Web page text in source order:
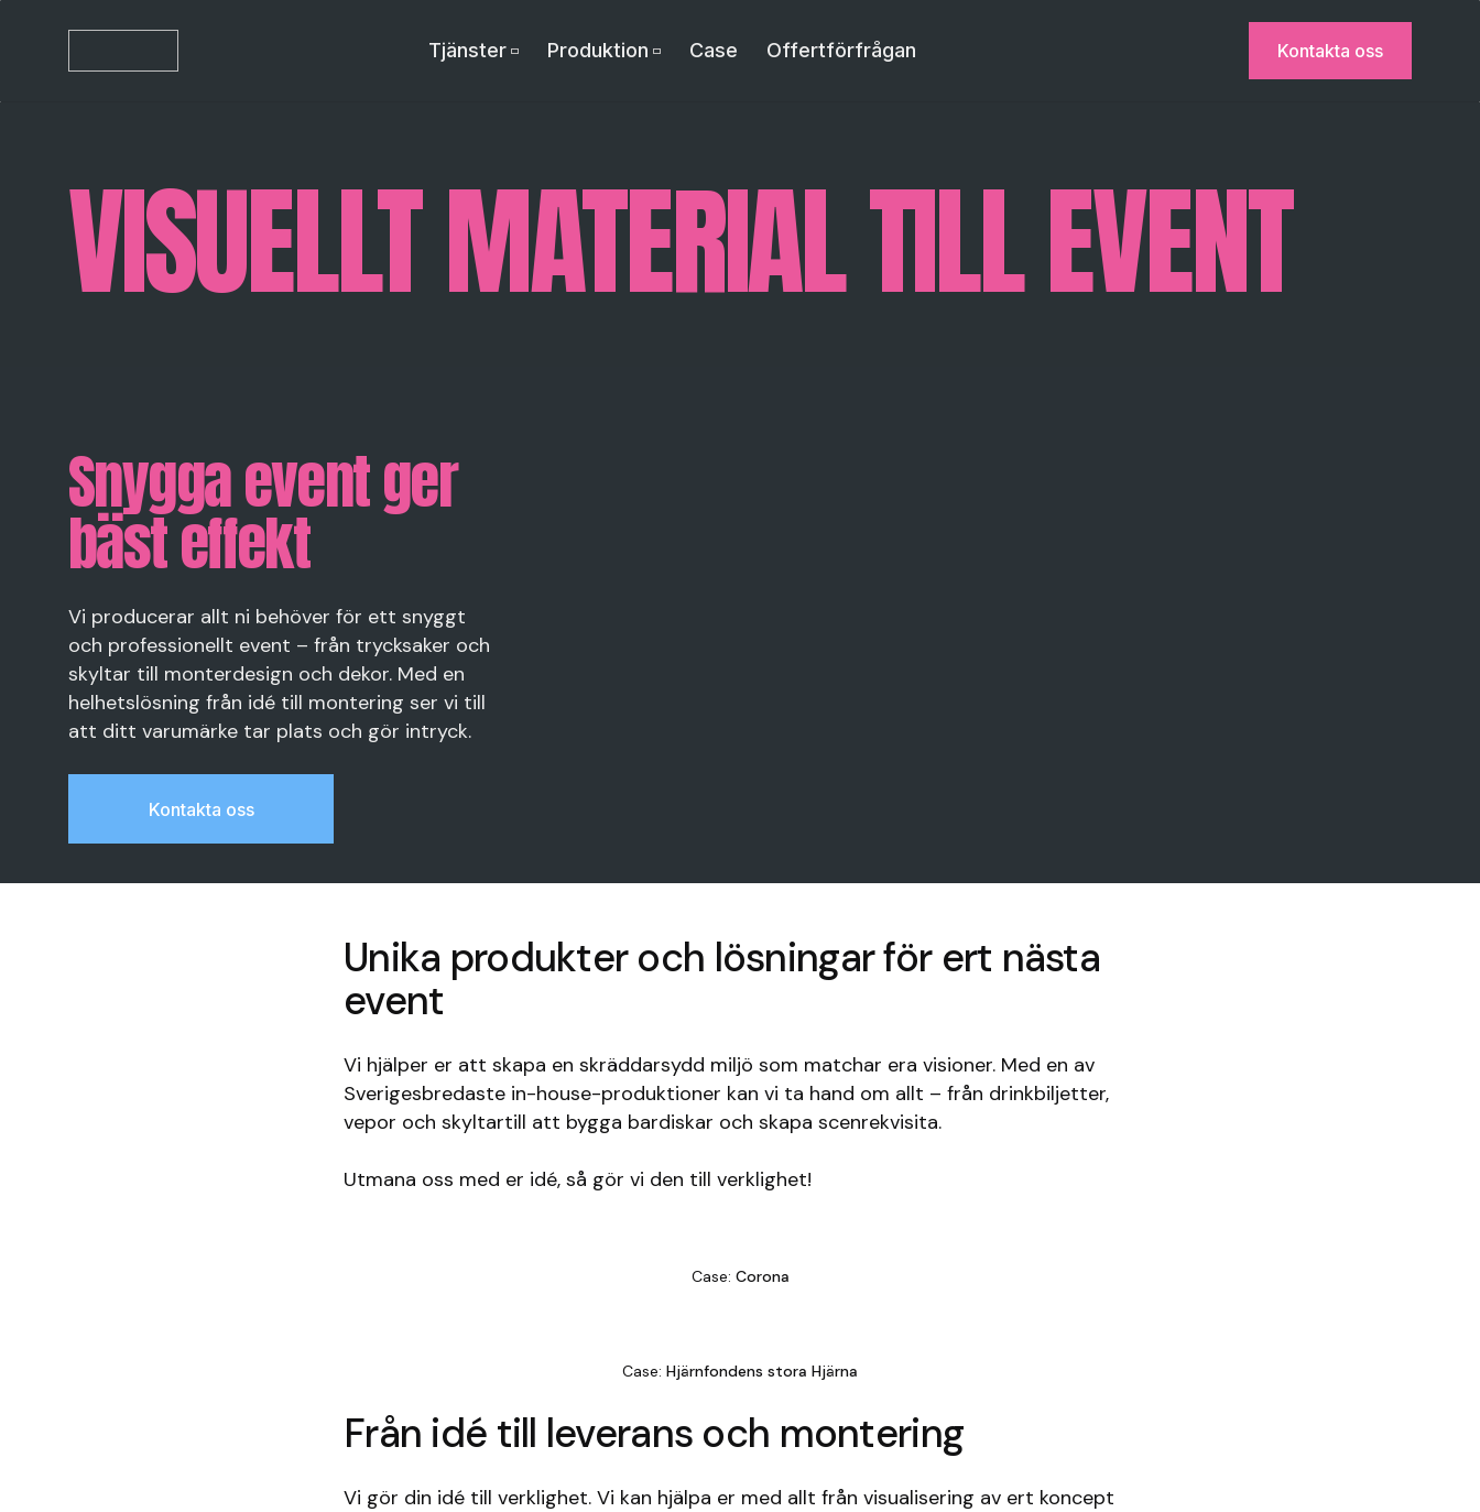
Tjänster Produktion Case Offertförfrågan Kontakta oss
VISUELLT MATERIAL TILL EVENT
Snygga event ger
bäst effekt
Vi producerar allt ni behöver för ett snyggt
och professionellt event – från trycksaker och
skyltar till monterdesign och dekor. Med en
helhetslösning från idé till montering ser vi till
att ditt varumärke tar plats och gör intryck.
Kontakta oss
Unika produkter och lösningar för ert nästa
event
Vi hjälper er att skapa en skräddarsydd miljö som matchar era visioner. Med en av
Sverigesbredaste in-house-produktioner kan vi ta hand om allt – från drinkbiljetter,
vepor och skyltartill att bygga bardiskar och skapa scenrekvisita.
Utmana oss med er idé, så gör vi den till verklighet!
Case: Corona
Case: Hjärnfondens stora Hjärna
Från idé till leverans och montering
Vi gör din idé till verklighet. Vi kan hjälpa er med allt från visualisering av ert koncept